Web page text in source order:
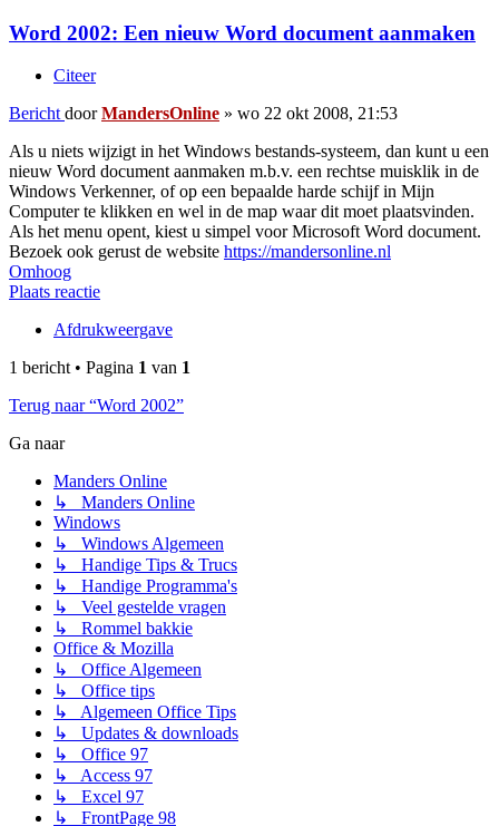
Word 2002: Een nieuw Word document aanmaken
Citeer
Bericht doorMandersOnline » wo 22 okt 2008, 21:53
Als u niets wijzigt in het Windows bestands-systeem, dan kunt u een
nieuw Word document aanmaken m.b.v. een rechtse muisklik in de
Windows Verkenner, of op een bepaalde harde schijf in Mijn
Computer te klikken en wel in de map waar dit moet plaatsvinden.
Als het menu opent, kiest u simpel voor Microsoft Word document.
Bezoek ook gerust de website https://mandersonline.nl
Omhoog
Plaats reactie
Afdrukweergave
1 bericht • Pagina 1 van 1
Terug naar “Word 2002”
Ga naar
Manders Online
↳ Manders Online
Windows
↳ Windows Algemeen
↳ Handige Tips & Trucs
↳ Handige Programma's
↳ Veel gestelde vragen
↳ Rommel bakkie
Office & Mozilla
↳ Office Algemeen
↳ Office tips
↳ Algemeen Office Tips
↳ Updates & downloads
↳ Office 97
↳ Access 97
↳ Excel 97
↳ FrontPage 98